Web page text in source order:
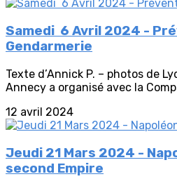
Samedi 6 Avril 2024 -
Gendarmerie
Texte d’Annick P. – photos de
Annecy a organisé avec la
12 avril 2024
Jeudi 21 Mars 2024 -
second Empire